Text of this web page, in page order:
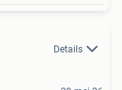
Details